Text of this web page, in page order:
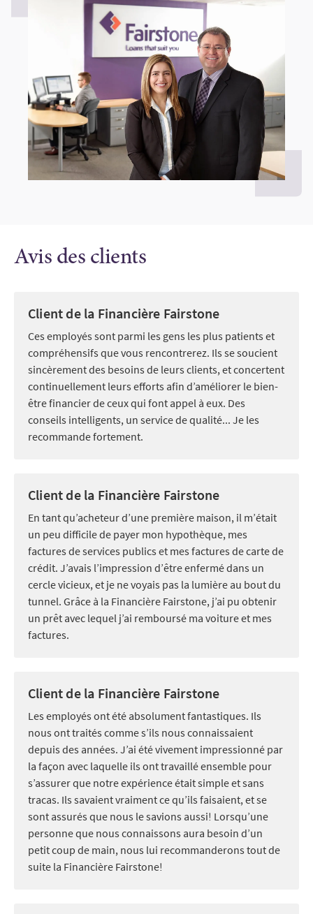
Avis des clients
Client de la Financière Fairstone
Ces employés sont parmi les gens les plus patients et
compréhensifs que vous rencontrerez. Ils se soucient
sincèrement des besoins de leurs clients, et concertent
continuellement leurs efforts afin d’améliorer le bien-
être financier de ceux qui font appel à eux. Des
conseils intelligents, un service de qualité... Je les
recommande fortement.
Client de la Financière Fairstone
En tant qu’acheteur d’une première maison, il m’était
un peu difficile de payer mon hypothèque, mes
factures de services publics et mes factures de carte de
crédit. J’avais l’impression d’être enfermé dans un
cercle vicieux, et je ne voyais pas la lumière au bout du
tunnel. Grâce à la Financière Fairstone, j’ai pu obtenir
un prêt avec lequel j’ai remboursé ma voiture et mes
factures.
Client de la Financière Fairstone
Les employés ont été absolument fantastiques. Ils
nous ont traités comme s’ils nous connaissaient
depuis des années. J’ai été vivement impressionné par
la façon avec laquelle ils ont travaillé ensemble pour
s’assurer que notre expérience était simple et sans
tracas. Ils savaient vraiment ce qu’ils faisaient, et se
sont assurés que nous le savions aussi! Lorsqu’une
personne que nous connaissons aura besoin d’un
petit coup de main, nous lui recommanderons tout de
suite la Financière Fairstone!